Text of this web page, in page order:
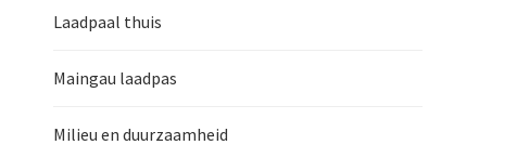
Laadpaal thuis
Maingau laadpas
Milieu en duurzaamheid